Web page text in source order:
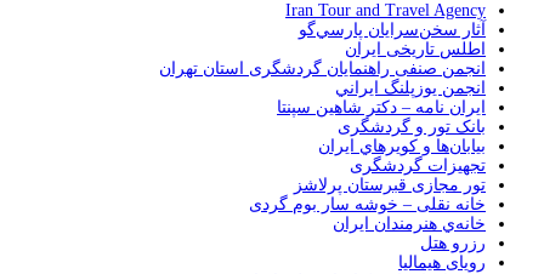
Iran Tour and Travel Agency
آثار سخن‌سرايان پارسي‌گو
اطلس تاریخی ایران
انجمن صنفی راهنمایان گردشگری استان تهران
انجمن يوزپلنگ ايراني
ایران نامه – دکتر شاهین سپنتا
بانک تور و گردشگری
بيابان‌ها و كويرهاي ايران
تجهیزات گردشگری
تور مجازی قبرستان پرلاشز
خانه نقلی – خوشه سار بوم گردی
خانه‌ي هنرمندان ايران
رزرو هتل
رویای هیمالیا